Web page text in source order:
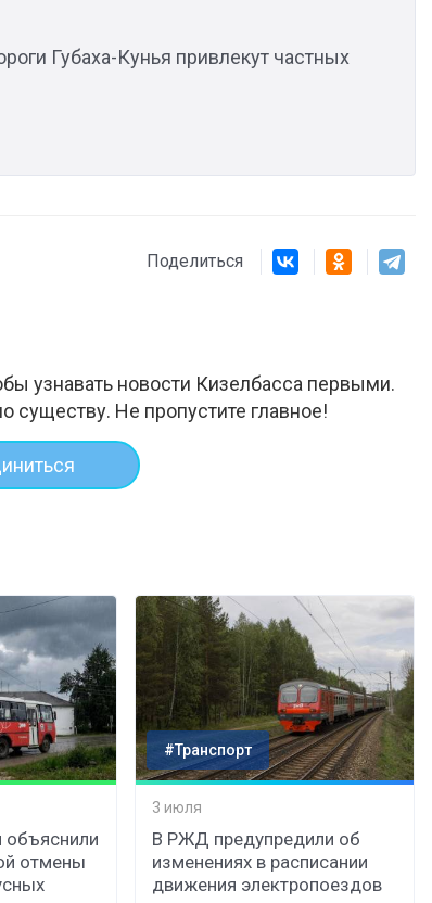
Губаха-Кунья привлекут частных
Поделиться
узнавать новости Кизелбасса первыми.
существу. Не пропустите главное!
объяснили
отмены
#Транспорт
3 июля
В РЖД предупредили об
изменениях в расписании
движения электропоездов